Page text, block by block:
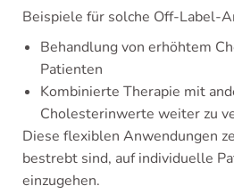
Beispiele für solche Off-Label-
Behandlung von erhöhtem
Patienten
Kombinierte Therapie mit
Cholesterinwerte weiter zu
Diese flexiblen Anwendungen
bestrebt sind, auf individuelle
einzugehen.